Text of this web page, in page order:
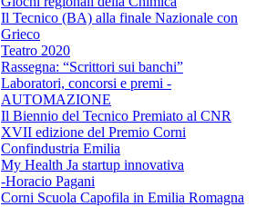
Il Tecnico (BA) alla finale Nazionale con
Grieco
Teatro 2020
Rassegna: “Scrittori sui banchi”
Laboratori, concorsi e premi -
AUTOMAZIONE
Il Biennio del Tecnico Premiato al CNR
XVII edizione del Premio Corni
Confindustria Emilia
My Health Ja startup innovativa
-Horacio Pagani
Corni Scuola Capofila in Emilia Romagna